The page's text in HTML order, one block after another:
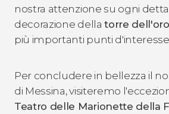
nostra attenzione su ogni
decorazione dellatorre
più importanti punti d'interesse
Per concludere in bellezza il
di Messina, visiteremo
Teatro delle Marionette della